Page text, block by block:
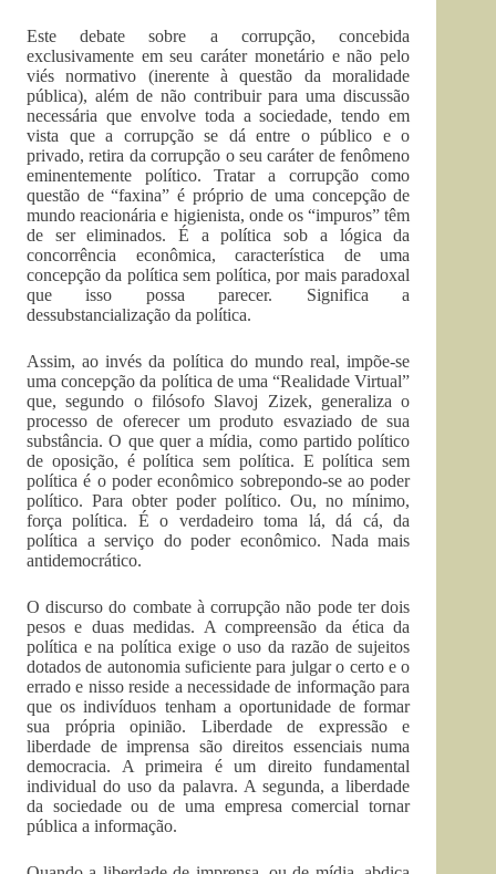
Este debate sobre a corrupção, concebida
exclusivamente em seu caráter monetário e não pelo
viés normativo (inerente à questão da moralidade
pública), além de não contribuir para uma discussão
necessária que envolve toda a sociedade, tendo em
vista que a corrupção se dá entre o público e o
privado, retira da corrupção o seu caráter de fenômeno
eminentemente político. Tratar a corrupção como
questão de “faxina” é próprio de uma concepção de
mundo reacionária e higienista, onde os “impuros” têm
de ser eliminados. É a política sob a lógica da
concorrência econômica, característica de uma
concepção da política sem política, por mais paradoxal
que isso possa parecer. Significa a
dessubstancialização da política.
Assim, ao invés da política do mundo real, impõe-se
uma concepção da política de uma “Realidade Virtual”
que, segundo o filósofo Slavoj Zizek, generaliza o
processo de oferecer um produto esvaziado de sua
substância. O que quer a mídia, como partido político
de oposição, é política sem política. E política sem
política é o poder econômico sobrepondo-se ao poder
político. Para obter poder político. Ou, no mínimo,
força política. É o verdadeiro toma lá, dá cá, da
política a serviço do poder econômico. Nada mais
antidemocrático.
O discurso do combate à corrupção não pode ter dois
pesos e duas medidas. A compreensão da ética da
política e na política exige o uso da razão de sujeitos
dotados de autonomia suficiente para julgar o certo e o
errado e nisso reside a necessidade de informação para
que os indivíduos tenham a oportunidade de formar
sua própria opinião. Liberdade de expressão e
liberdade de imprensa são direitos essenciais numa
democracia. A primeira é um direito fundamental
individual do uso da palavra. A segunda, a liberdade
da sociedade ou de uma empresa comercial tornar
pública a informação.